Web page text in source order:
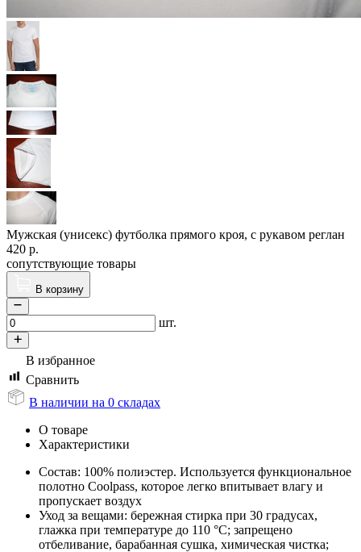
Мужская (унисекс) футболка прямого кроя, с рукавом реглан
420 р.
сопутствующие товары
В корзину
шт.
В избранное
Сравнить
В наличии на 0 складах
О товаре
Характеристики
Состав: 100% полиэстер. Используется функциональное
полотно Coolpass, которое легко впитывает влагу и
пропускает воздух
Уход за вещами: бережная стирка при 30 градусах,
глажка при температуре до 110 °C; запрещено
отбеливание, барабанная сушка, химическая чистка;